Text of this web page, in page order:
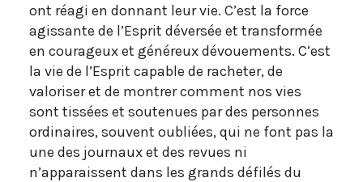
ont réagi en donnant leur vie. C’est la force
agissante de l’Esprit déversée et transformée
en courageux et généreux dévouements. C’est
la vie de l’Esprit capable de racheter, de
valoriser et de montrer comment nos vies
sont tissées et soutenues par des personnes
ordinaires, souvent oubliées, qui ne font pas la
une des journaux et des revues ni
n’apparaissent dans les grands défilés du